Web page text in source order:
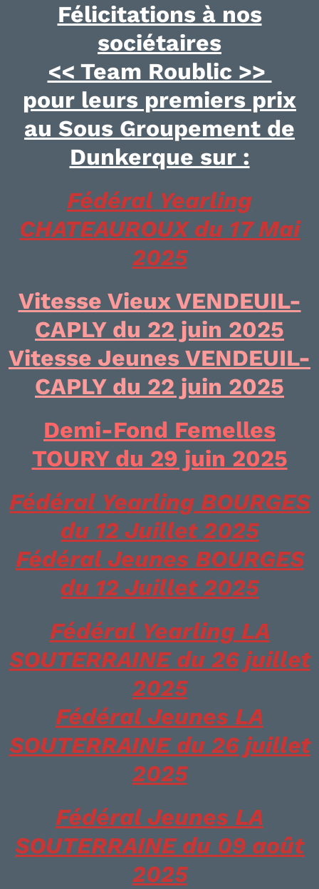
Félicitations à nos
sociétaires
<< Team Roublic >>
pour leurs premiers prix
au Sous Groupement de
Dunkerque sur :
Fédéral Yearling
CHATEAUROUX du 17 Mai
2025
Vitesse Vieux VENDEUIL-
CAPLY du 22 juin 2025
Vitesse Jeunes VENDEUIL-
CAPLY du 22 juin 2025
Demi-Fond Femelles
TOURY du 29 juin 2025
Fédéral Yearling BOURGES
du 12 Juillet 2025
Fédéral Jeunes BOURGES
du 12 Juillet 2025
Fédéral Yearling LA
SOUTERRAINE du 26 juillet
2025
Fédéral Jeunes LA
SOUTERRAINE du 26 juillet
2025
Fédéral Jeunes LA
SOUTERRAINE du 09 août
2025